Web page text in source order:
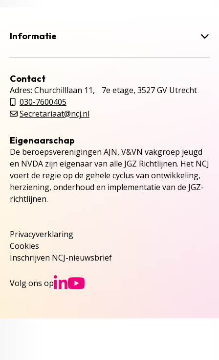
Informatie
Contact
Adres: Churchilllaan 11, 7e etage, 3527 GV Utrecht
030-7600405
Secretariaat@ncj.nl
Eigenaarschap
De beroepsverenigingen AJN, V&VN vakgroep jeugd
en NVDA zijn eigenaar van alle JGZ Richtlijnen. Het NCJ
voert de regie op de gehele cyclus van ontwikkeling,
herziening, onderhoud en implementatie van de JGZ-
richtlijnen.
Privacyverklaring
Cookies
Inschrijven NCJ-nieuwsbrief
Volg ons op Ga naar NCJs